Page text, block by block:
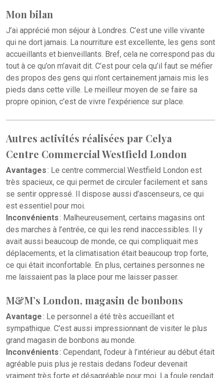
Mon bilan
J’ai apprécié mon séjour à Londres. C’est une ville vivante
qui ne dort jamais. La nourriture est excellente, les gens sont
accueillants et bienveillants. Bref, cela ne correspond pas du
tout à ce qu’on m’avait dit. C’est pour cela qu’il faut se méfier
des propos des gens qui n’ont certainement jamais mis les
pieds dans cette ville. Le meilleur moyen de se faire sa
propre opinion, c’est de vivre l’expérience sur place.
Autres activités réalisées par Celya
Centre Commercial Westfield London
Avantages: Le centre commercial Westfield London est
très spacieux, ce qui permet de circuler facilement et sans
se sentir oppressé. Il dispose aussi d’ascenseurs, ce qui
est essentiel pour moi.
Inconvénients: Malheureusement, certains magasins ont
des marches à l’entrée, ce qui les rend inaccessibles. Il y
avait aussi beaucoup de monde, ce qui compliquait mes
déplacements, et la climatisation était beaucoup trop forte,
ce qui était inconfortable. En plus, certaines personnes ne
me laissaient pas la place pour me laisser passer.
M&M’s London, magasin de bonbons
Avantage: Le personnel a été très accueillant et
sympathique. C’est aussi impressionnant de visiter le plus
grand magasin de bonbons au monde.
Inconvénients: Cependant, l’odeur à l’intérieur au début était
agréable puis plus je restais dedans l’odeur devenait
vraiment très forte et désagréable pour moi. La foule rendait